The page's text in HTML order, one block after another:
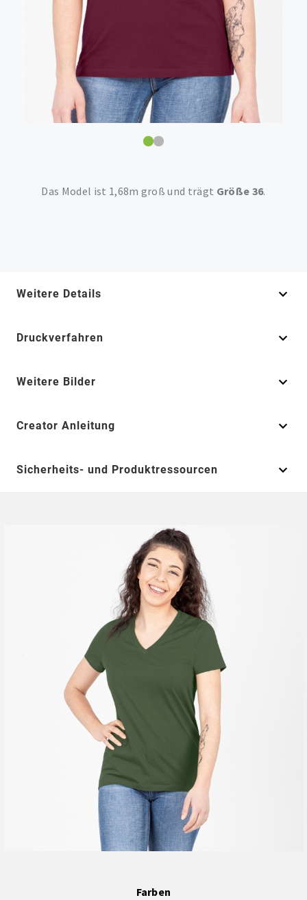
Das Model ist 1,68m groß und trägt Größe 36.
Weitere Details
Druckverfahren
Weitere Bilder
Creator Anleitung
Sicherheits- und Produktressourcen
Farben